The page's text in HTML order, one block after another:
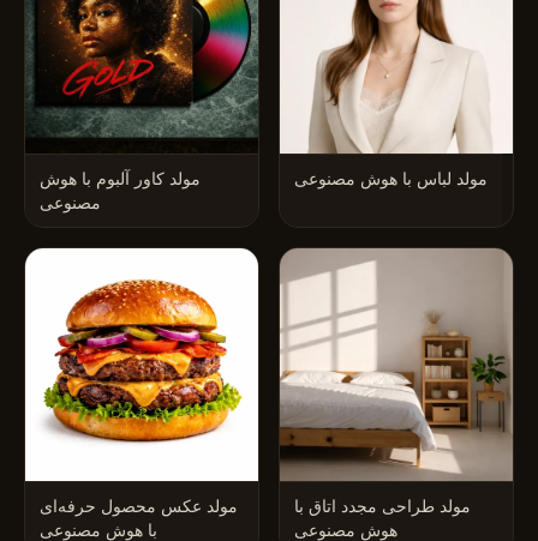
مولد کاور آلبوم با هوش
مصنوعی
مولد لباس با هوش مصنوعی
مولد عکس محصول حرفه‌ای
با هوش مصنوعی
مولد طراحی مجدد اتاق با
هوش مصنوعی